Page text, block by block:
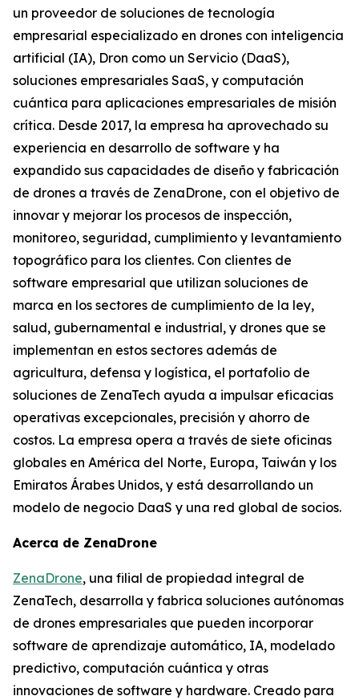
un proveedor de soluciones de tecnología
empresarial especializado en drones con inteligencia
artificial (IA), Dron como un Servicio (DaaS),
soluciones empresariales SaaS, y computación
cuántica para aplicaciones empresariales de misión
crítica. Desde 2017, la empresa ha aprovechado su
experiencia en desarrollo de software y ha
expandido sus capacidades de diseño y fabricación
de drones a través de ZenaDrone, con el objetivo de
innovar y mejorar los procesos de inspección,
monitoreo, seguridad, cumplimiento y levantamiento
topográfico para los clientes. Con clientes de
software empresarial que utilizan soluciones de
marca en los sectores de cumplimiento de la ley,
salud, gubernamental e industrial, y drones que se
implementan en estos sectores además de
agricultura, defensa y logística, el portafolio de
soluciones de ZenaTech ayuda a impulsar eficacias
operativas excepcionales, precisión y ahorro de
costos. La empresa opera a través de siete oficinas
globales en América del Norte, Europa, Taiwán y los
Emiratos Árabes Unidos, y está desarrollando un
modelo de negocio DaaS y una red global de socios.
Acerca de ZenaDrone
ZenaDrone, una filial de propiedad integral de
ZenaTech, desarrolla y fabrica soluciones autónomas
de drones empresariales que pueden incorporar
software de aprendizaje automático, IA, modelado
predictivo, computación cuántica y otras
innovaciones de software y hardware. Creado para